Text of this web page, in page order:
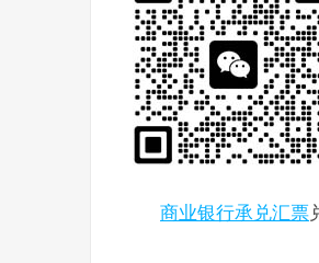
商业银行承兑汇票